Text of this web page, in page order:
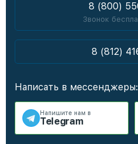
8 (800)
Звонок
8 (812)
Написать в мессенджеры:
Напишите нам в
Telegram